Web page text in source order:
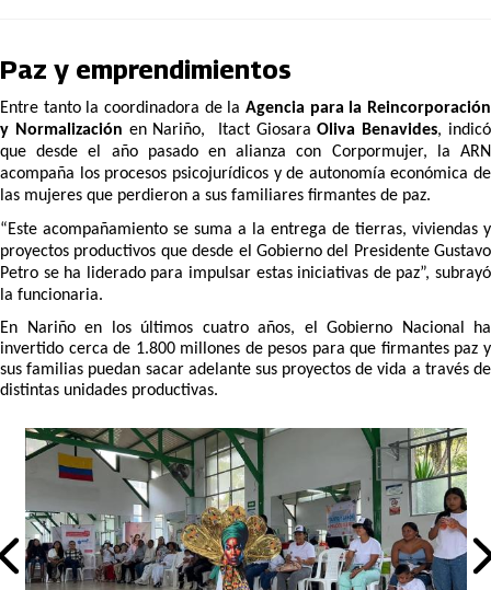
Paz y emprendimientos
Entre tanto la coordinadora de la Agencia para la Reincorporación
y Normalización en Nariño, Itact GiosaraOliva Benavides, indicó
que desde el año pasado en alianza con Corpormujer, la ARN
acompaña los procesos psicojurídicos y de autonomía económica de
las mujeres que perdieron a sus familiares firmantes de paz.
“Este acompañamiento se suma a la entrega de tierras, viviendas y
proyectos productivos que desde el Gobierno del Presidente Gustavo
Petro se ha liderado para impulsar estas iniciativas de paz”, subrayó
la funcionaria.
En Nariño en los últimos cuatro años, el Gobierno Nacional ha
invertido cerca de 1.800 millones de pesos para que firmantes paz y
sus familias puedan sacar adelante sus proyectos de vida a través de
distintas unidades productivas.